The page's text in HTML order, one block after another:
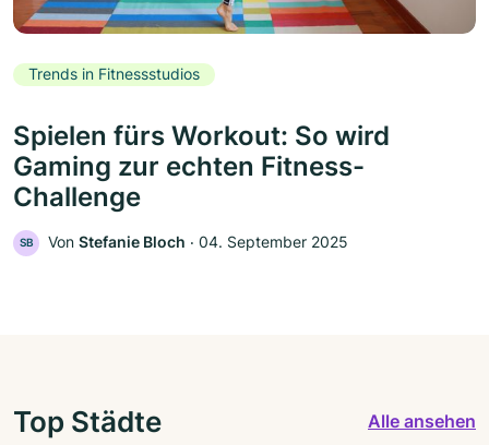
Trends in Fitnessstudios
Spielen fürs Workout: So wird
Gaming zur echten Fitness-
Challenge
SB Von Stefanie Bloch ‧ 04. September 2025
Top Städte Alle ansehen